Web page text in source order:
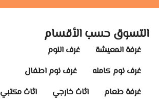
التسوق حسب الأقسام
غرفة المعيشة
غرف النوم
غرف نوم كامله
غرف نوم اطفال
غرفة طعام
اثاث خارجي اثاث مكتبي